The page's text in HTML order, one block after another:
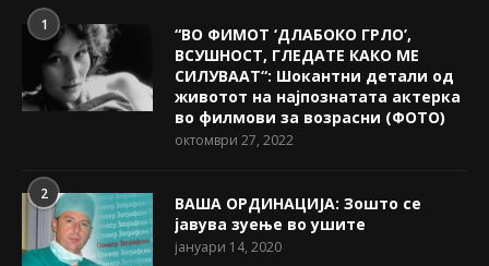
1
“ВО ФИМОТ ‘ДЛАБОКО ГРЛО’,
ВСУШНОСТ, ГЛЕДАТЕ КАКО МЕ
СИЛУВААТ“: Шокантни детали од
животот на најпознатата актерка
во филмови за возрасни (ФОТО)
октомври 27, 2022
2
ВАША ОРДИНАЦИЈА: Зошто се
јавува зуење во ушите
јануари 14, 2020